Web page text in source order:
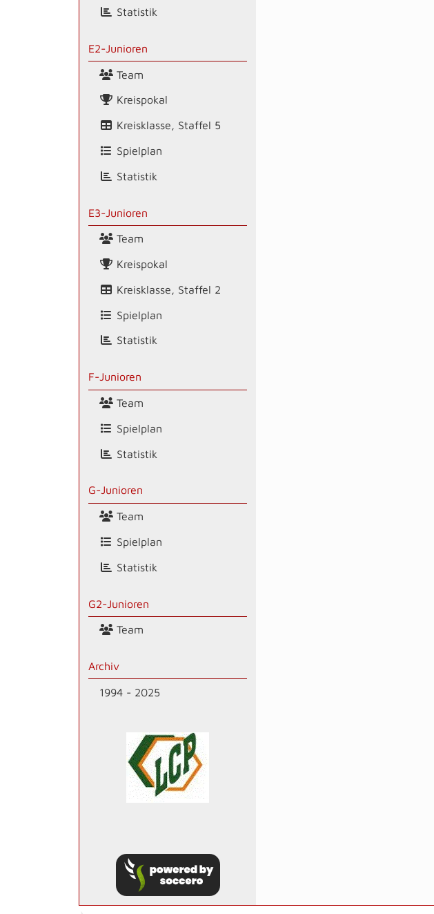
Statistik
E2-Junioren
Team
Kreispokal
Kreisklasse, Staffel 5
Spielplan
Statistik
E3-Junioren
Team
Kreispokal
Kreisklasse, Staffel 2
Spielplan
Statistik
F-Junioren
Team
Spielplan
Statistik
G-Junioren
Team
Spielplan
Statistik
G2-Junioren
Team
Archiv
1994 - 2025